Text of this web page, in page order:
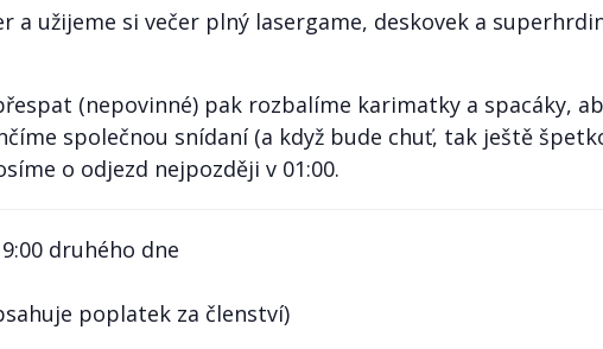
a užijeme si večer plný lasergame, deskovek a
(nepovinné) pak rozbalíme karimatky a spacáky,
společnou snídaní (a když bude chuť, tak ještě
o odjezd nejpozději v 01:00.
druhého dne
poplatek za členství)